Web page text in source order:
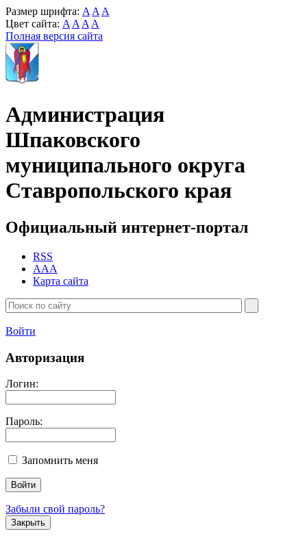
Размер шрифта: A A A
Цвет сайта: A A A A
Полная версия сайта
Администрация
Шпаковского
муниципального округа
Ставропольского края
Официальный интернет-портал
RSS
AAA
Карта сайта
Войти
Авторизация
Логин:
Пароль:
Запомнить меня
Забыли свой пароль?
Закрыть